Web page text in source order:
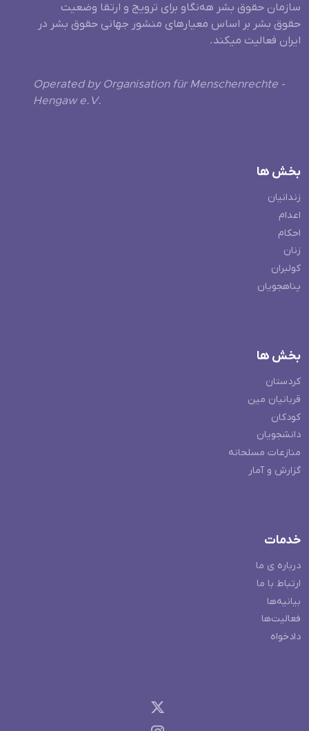
سازمان حقوق بشر هه‌نگاو برای ترویج و ارتقا وضعیت
حقوق بشر بر اساس معیارهای منشور جهانی حقوق بشر در
ایران فعالیت میکند.
Operated by Organisation für Menschenrechte -
Hengaw e.V.
بخش ها
زندانیان
اعدام
احکام
زنان
کولبران
پناهجویان
بخش ها
کردستان
قربانیان مین
کودکان
دانشجویان
منازعات مسلحانه
گزارش و آمار
خدمات
درباره ی ما
ارتباط با ما
بیانیه‌ها
فعالیت‌ها
دادخواه